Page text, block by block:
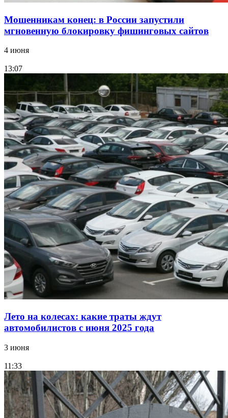
Мошенникам конец: в России запустили
мгновенную блокировку фишинговых сайтов
4 июня
13:07
Лето на колесах: какие траты ждут
автомобилистов с июня 2025 года
3 июня
11:33